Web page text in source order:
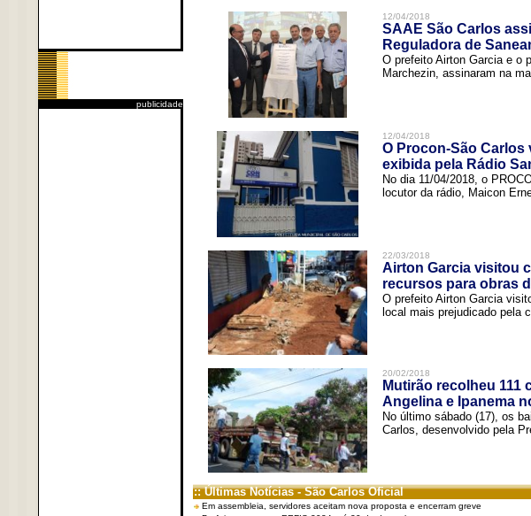
publicidade
12/04/2018
SAAE São Carlos
Reguladora de
O prefeito Airton Garcia e o
Marchezin, assinaram na
12/04/2018
O Procon-São Carlos
exibida pela Rádio
No dia 11/04/2018, o
locutor da rádio, Maicon
22/03/2018
Airton Garcia visitou
recursos para obras
O prefeito Airton Garcia
local mais prejudicado pela
20/02/2018
Mutirão recolheu 111
Angelina e Ipanema
No último sábado (17), os
Carlos, desenvolvido pela
:: Últimas Notícias - São Carlos Oficial
Em assembleia, servidores aceitam nova proposta e encerram greve